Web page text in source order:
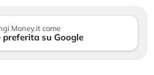
Money.it come
preferita su Google